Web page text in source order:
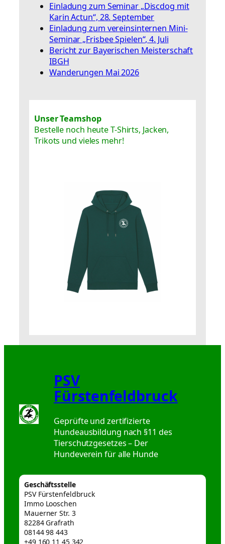
Einladung zum Seminar „Discdog mit
Karin Actun“, 28. September
Einladung zum vereinsinternen Mini-
Seminar „Frisbee Spielen“, 4. Juli
Bericht zur Bayerischen Meisterschaft
IBGH
Wanderungen Mai 2026
Unser Teamshop
Bestelle noch heute T-Shirts, Jacken,
Trikots und vieles mehr!
PSV
Fürstenfeldbruck
Geprüfte und zertifizierte
Hundeausbildung nach §11 des
Tierschutzgesetzes – Der
Hundeverein für alle Hunde
Geschäftsstelle
PSV Fürstenfeldbruck
Immo Looschen
Mauerner Str. 3
82284 Grafrath
08144 98 443
+49 160 11 45 342